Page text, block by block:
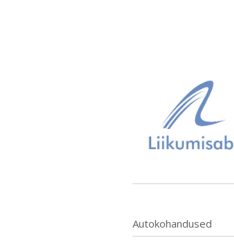
Autokohandused